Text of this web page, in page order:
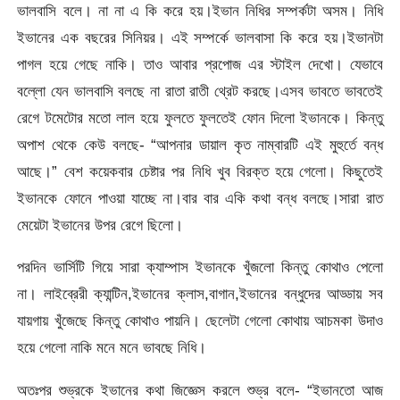
ভালবাসি বলে। না না এ কি করে হয়।ইভান নিধির সম্পর্কটা অসম। নিধি
ইভানের এক বছরের সিনিয়র। এই সম্পর্কে ভালবাসা কি করে হয়।ইভানটা
পাগল হয়ে গেছে নাকি। তাও আবার প্রপোজ এর স্টাইল দেখো। যেভাবে
বল্লো যেন ভালবাসি বলছে না রাতা রাতী থ্রেট করছে।এসব ভাবতে ভাবতেই
রেগে টমেটোর মতো লাল হয়ে ফুলতে ফুলতেই ফোন দিলো ইভানকে। কিন্তু
অপাশ থেকে কেউ বলছে- “আপনার ডায়াল কৃত নাম্বারটি এই মুহুর্তে বন্ধ
আছে।” বেশ কয়েকবার চেষ্টার পর নিধি খুব বিরক্ত হয়ে গেলো। কিছুতেই
ইভানকে ফোনে পাওয়া যাচ্ছে না।বার বার একি কথা বন্ধ বলছে।সারা রাত
মেয়েটা ইভানের উপর রেগে ছিলো।
পরদিন ভার্সিটি গিয়ে সারা ক্যাম্পাস ইভানকে খুঁজলো কিন্তু কোথাও পেলো
না। লাইব্রেরী ক্যান্টিন,ইভানের ক্লাস,বাগান,ইভানের বন্ধুদের আড্ডায় সব
যায়গায় খুঁজেছে কিন্তু কোথাও পায়নি। ছেলেটা গেলো কোথায় আচমকা উদাও
হয়ে গেলো নাকি মনে মনে ভাবছে নিধি।
অতঃপর শুভ্রকে ইভানের কথা জিজ্ঞেস করলে শুভ্র বলে- “ইভানতো আজ